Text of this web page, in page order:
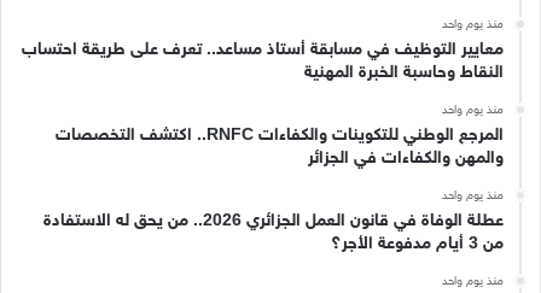
منذ يوم واحد
معايير التوظيف في مسابقة أستاذ مساعد.. تعرف على طريقة احتساب
النقاط وحاسبة الخبرة المهنية
منذ يوم واحد
المرجع الوطني للتكوينات والكفاءات RNFC.. اكتشف التخصصات
والمهن والكفاءات في الجزائر
منذ يوم واحد
عطلة الوفاة في قانون العمل الجزائري 2026.. من يحق له الاستفادة
من 3 أيام مدفوعة الأجر؟
منذ يوم واحد